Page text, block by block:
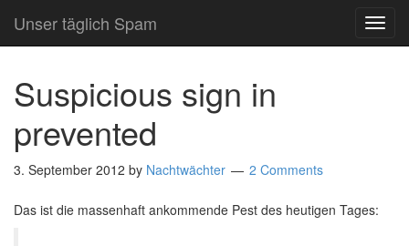
Unser täglich Spam
Suspicious sign in
prevented
3. September 2012 by Nachtwächter 2 Comments
Das ist die massenhaft ankommende Pest des heutigen Tages: